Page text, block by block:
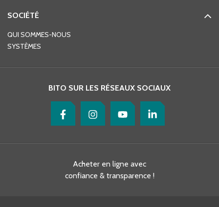
SOCIÉTÉ
QUI SOMMES-NOUS
SYSTÈMES
BITO SUR LES RÉSEAUX SOCIAUX
Acheter en ligne avec
confiance & transparence !